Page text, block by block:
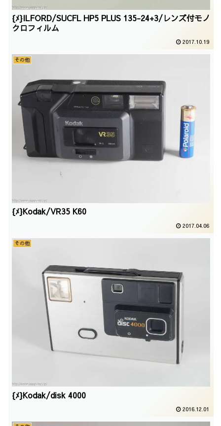
{ﾒ}ILFORD/SUCFL HP5 PLUS 135-24+3/レンズ付モノ
クロフィルム
2017.10.19
その他
{ﾒ}Kodak/VR35 K60
2017.04.06
その他
{ﾒ}Kodak/disk 4000
2016.12.01